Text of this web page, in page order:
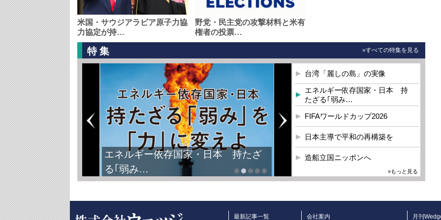
米国・サウジアラビア原子力協
力協定が持…
野党・民主党の攻撃材料と米有
権者の投票…
特集 »すべての特集を見る
エネルギー依存国家・日本 持たざ
る｢弱み…
台湾「麗しの島」の実像
エネルギー依存国家・日本 持
たざる｢弱み…
FIFAワールドカップ2026
日本主導で平和の再構築を
造船立国ニッポンへ
»もっと見る
最新記事一覧 会社案内 月刊